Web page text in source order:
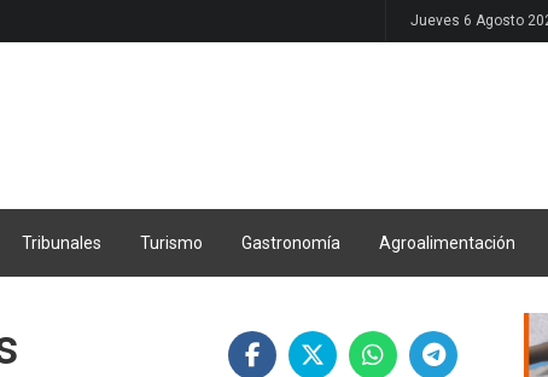
Jueves 6 Agosto
Tribunales Turismo Gastronomía Agroalimentación